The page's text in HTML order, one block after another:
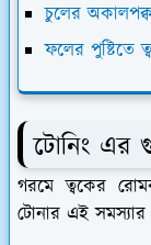
চুলের
ফলের পুষ্টিতে
​টোনিং এর
​গরমে ত্বকের
টোনার এই